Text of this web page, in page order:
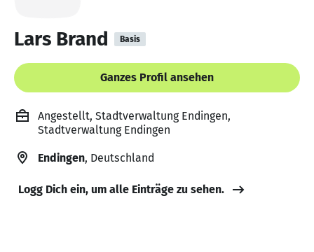
Lars Brand Basis
Ganzes Profil ansehen
Angestellt, Stadtverwaltung Endingen,
Stadtverwaltung Endingen
Endingen, Deutschland
Logg Dich ein, um alle Einträge zu sehen.